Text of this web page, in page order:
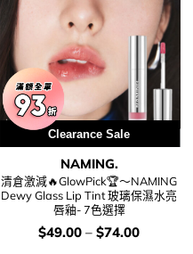
Clearance Sale
NAMING.
清倉激減🔥GlowPick🏆～NAMING
Dewy Glass Lip Tint 玻璃保濕水亮
唇釉- 7色選擇
價
錢：
$49.00 – $74.00